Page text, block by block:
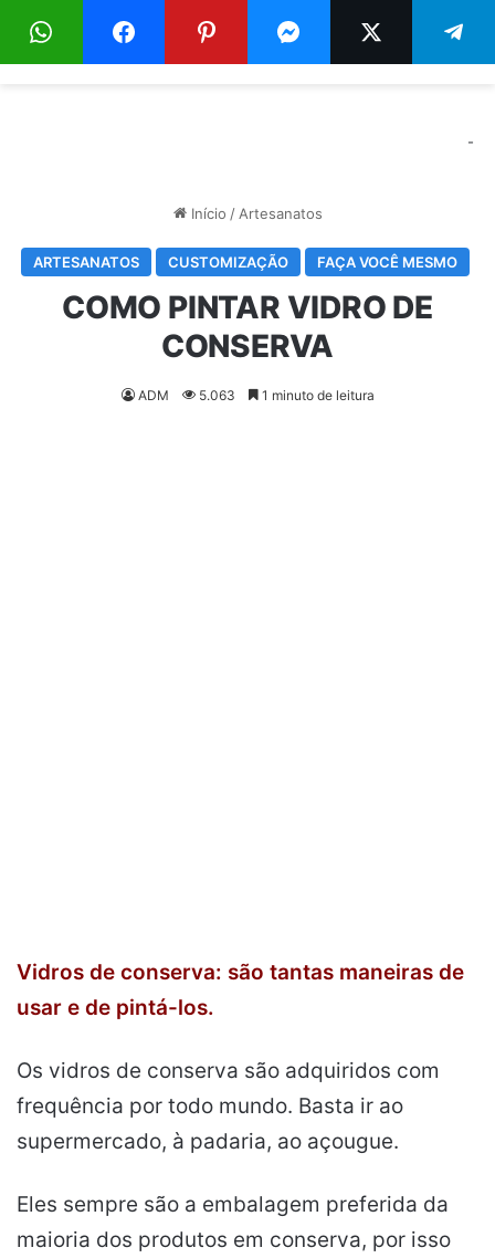
Menu
-
Início / Artesanatos
ARTESANATOS CUSTOMIZAÇÃO FAÇA VOCÊ MESMO
COMO PINTAR VIDRO DE
CONSERVA
ADM 5.063 1 minuto de leitura
Vidros de conserva: são tantas maneiras de
usar e de pintá-los.
Os vidros de conserva são adquiridos com
frequência por todo mundo. Basta ir ao
supermercado, à padaria, ao açougue.
Eles sempre são a embalagem preferida da
maioria dos produtos em conserva, por isso